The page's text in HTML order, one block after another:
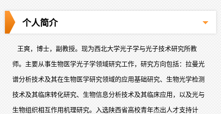
个人简介
王爽，博士，副教授。现为西北大学光子学与光子技术研究所教
师。主要从事生物医学光子学领域研究工作，研究方向包括：拉曼光
谱分析技术及其在生物医学研究领域的应用基础研究、生物光学检测
技术及其临床转化研究、生物信息分析技术及其临床应用，以及光与
生物组织相互作用机理研究。入选陕西省高校青年杰出人才支持计